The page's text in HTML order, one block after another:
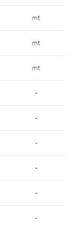
mt
mt
mt
-
-
-
-
-
-